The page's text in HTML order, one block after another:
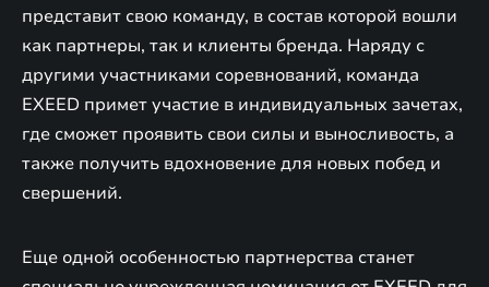
представит свою команду, в состав которой вошли
как партнеры, так и клиенты бренда. Наряду с
другими участниками соревнований, команда
EXEED примет участие в индивидуальных зачетах,
где сможет проявить свои силы и выносливость, а
также получить вдохновение для новых побед и
свершений.
Еще одной особенностью партнерства станет